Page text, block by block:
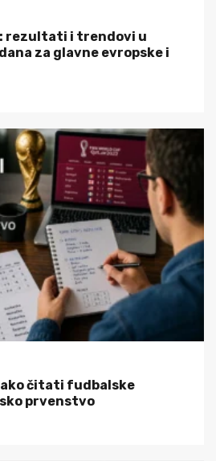
rezultati i trendovi u
za glavne evropske i
čitati fudbalske
prvenstvo